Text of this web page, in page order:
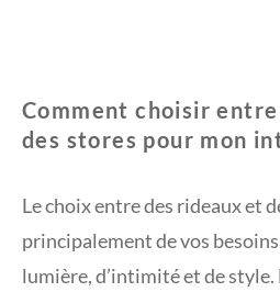
Comment choisir
des stores pour mon
Le choix entre des rideaux et
principalement de vos
lumière, d’intimité et de